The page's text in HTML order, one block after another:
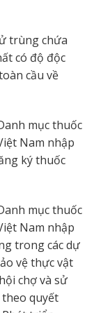
trùng chứa
có độ độc
cầu về
mục thuốc
Nam nhập
ký thuốc
mục thuốc
Nam nhập
trong các dự
vệ thực vật
chợ và sử
quyết